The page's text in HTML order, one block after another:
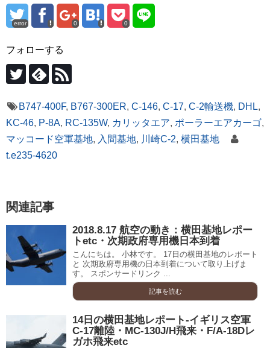
error 0 0
フォローする
B747-400F, B767-300ER, C-146, C-17, C-2輸送機, DHL,
KC-46, P-8A, RC-135W, カリッタエア, ポーラーエアカーゴ,
マッコード空軍基地, 入間基地, 川崎C-2, 横田基地
t.e235-4620
関連記事
2018.8.17 航空の動き：横田基地レポー
トetc・次期政府専用機日本到着
こんにちは。 小林です。 17日の横田基地のレポート
と 次期政府専用機の日本到着について取り上げま
す。 スポンサードリンク ...
記事を読む
14日の横田基地レポート-イギリス空軍
C-17離陸・MC-130J/H飛来・F/A-18Dレ
ガホ飛来etc